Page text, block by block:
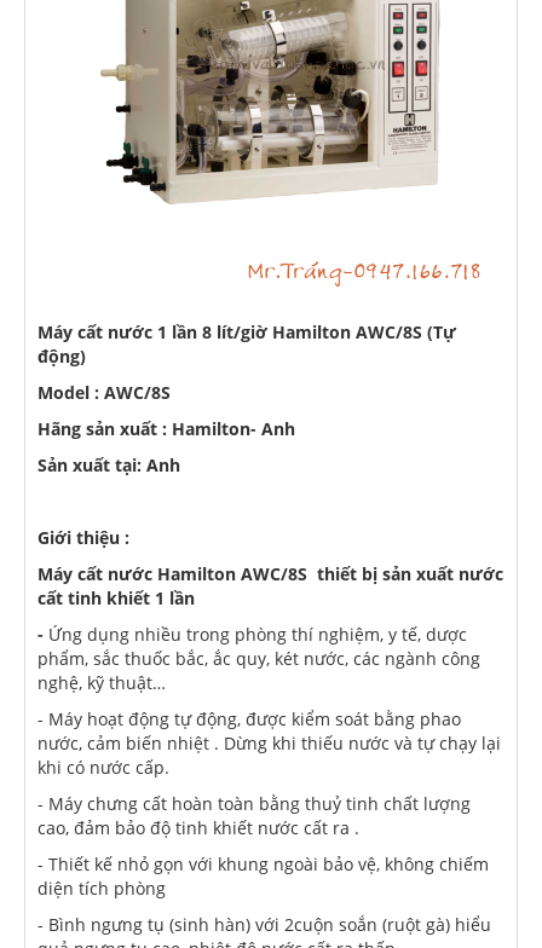
Máy cất nước 1 lần 8 lít/giờ Hamilton AWC/8S (Tự
động)
Model : AWC/8S
Hãng sản xuất : Hamilton- Anh
Sản xuất tại: Anh
Giới thiệu :
Máy cất nước Hamilton AWC/8S thiết bị sản xuất nước
cất tinh khiết 1 lần
- Ứng dụng nhiều trong phòng thí nghiệm, y tế, dược
phẩm, sắc thuốc bắc, ắc quy, két nước, các ngành công
nghệ, kỹ thuật…
- Máy hoạt động tự động, được kiểm soát bằng phao
nước, cảm biến nhiệt . Dừng khi thiếu nước và tự chạy lại
khi có nước cấp.
- Máy chưng cất hoàn toàn bằng thuỷ tinh chất lượng
cao, đảm bảo độ tinh khiết nước cất ra .
- Thiết kế nhỏ gọn với khung ngoài bảo vệ, không chiếm
diện tích phòng
- Bình ngưng tụ (sinh hàn) với 2cuộn soắn (ruột gà) hiểu